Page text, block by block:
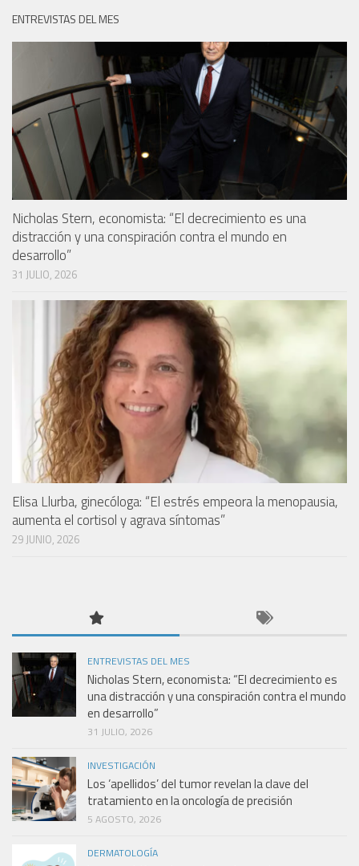
ENTREVISTAS DEL MES
Nicholas Stern, economista: “El decrecimiento es una
distracción y una conspiración contra el mundo en
desarrollo”
31 JULIO, 2026
Elisa Llurba, ginecóloga: “El estrés empeora la menopausia,
aumenta el cortisol y agrava síntomas”
29 JUNIO, 2026
ENTREVISTAS DEL MES
Nicholas Stern, economista: “El decrecimiento es
una distracción y una conspiración contra el mundo
en desarrollo”
31 JULIO, 2026
INVESTIGACIÓN
Los ‘apellidos’ del tumor revelan la clave del
tratamiento en la oncología de precisión
5 AGOSTO, 2026
DERMATOLOGÍA